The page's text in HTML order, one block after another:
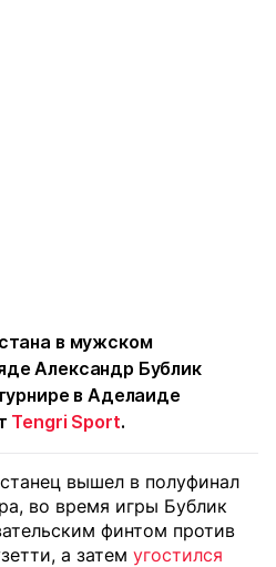
в мужском
Александр Бублик
в Аделаиде
Tengri Sport.
вышел в полуфинал
во время игры Бублик
финтом против
а затем угостился